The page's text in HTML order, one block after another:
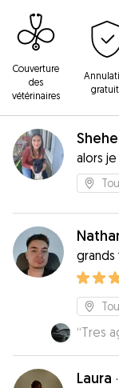
Couverture
des
vétérinaires
alors
grands
“Tres
Laura ·